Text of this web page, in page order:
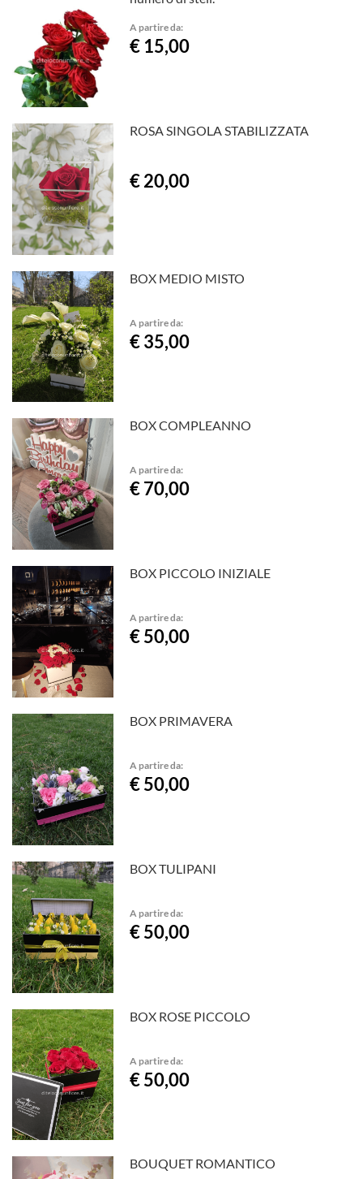
A partire da:
€ 15,00
ROSA SINGOLA STABILIZZATA
€ 20,00
BOX MEDIO MISTO
A partire da:
€ 35,00
BOX COMPLEANNO
A partire da:
€ 70,00
BOX PICCOLO INIZIALE
A partire da:
€ 50,00
BOX PRIMAVERA
A partire da:
€ 50,00
BOX TULIPANI
A partire da:
€ 50,00
BOX ROSE PICCOLO
A partire da:
€ 50,00
BOUQUET ROMANTICO